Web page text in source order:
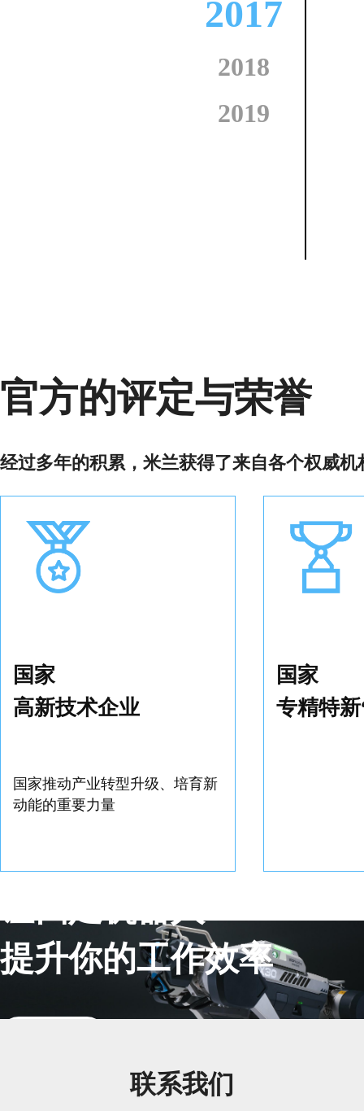
官方的评定与荣誉
经过多年的积累，米兰获得了来自各个权威机
国家
高新技术企业
国家推动产业转型升级、培育新
动能的重要力量
国家
专精特
提升你的工作效率
联系我们